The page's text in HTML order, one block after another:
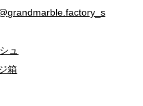
ュ
箱